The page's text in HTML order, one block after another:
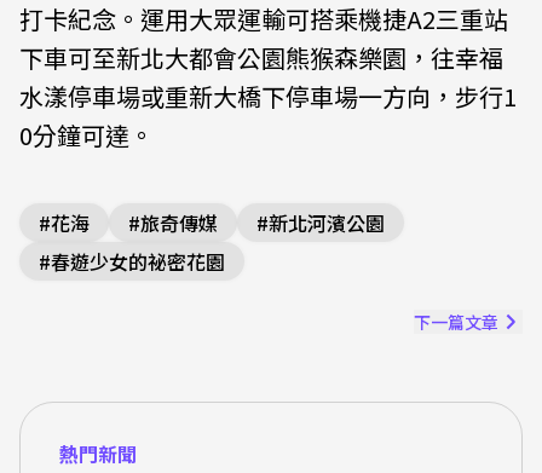
打卡紀念。運用大眾運輸可搭乘機捷A2三重站
下車可至新北大都會公園熊猴森樂園，往幸福
水漾停車場或重新大橋下停車場一方向，步行1
0分鐘可達。
#花海 #旅奇傳媒 #新北河濱公園
#春遊少女的祕密花園
下一篇文章
熱門新聞